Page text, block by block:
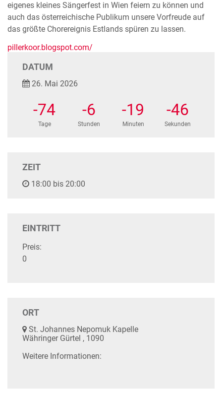
eigenes kleines Sängerfest in Wien feiern zu können und
auch das österreichische Publikum unsere Vorfreude auf
das größte Chorereignis Estlands spüren zu lassen.
pillerkoor.blogspot.com/
DATUM
26. Mai 2026
-74
Tage
-6
Stunden
-19
Minuten
-47
Sekunden
ZEIT
18:00 bis 20:00
EINTRITT
Preis:
0
ORT
St. Johannes Nepomuk Kapelle
Währinger Gürtel , 1090
Weitere Informationen: